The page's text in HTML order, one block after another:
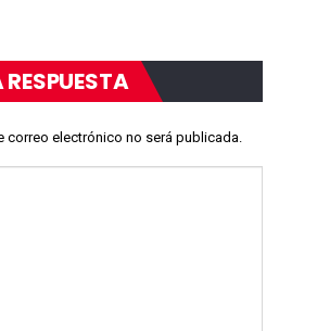
correo electrónico no será publicada.